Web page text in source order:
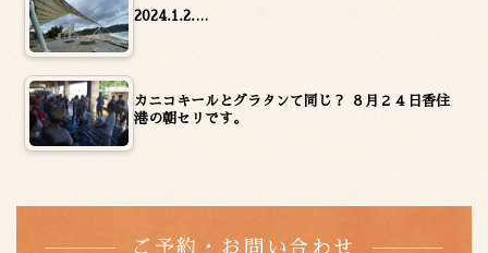
2024.1.2.…
カニコキールとグラタンて同じ？ ８月２４日香住
港の朝セリです。
ご予約・お問い合わせ